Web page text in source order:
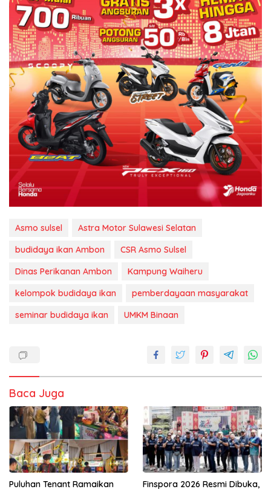
Asmo sulsel
Astra Motor Sulawesi Selatan
budidaya ikan Ambon
CSR Asmo Sulsel
Dinas Perikanan Ambon
Kampung Waiheru
kelompok budidaya ikan
pemberdayaan masyarakat
seminar budidaya ikan
UMKM Binaan
Baca Juga
Puluhan Tenant Ramaikan Finspora 2026 Resmi Dibuka,